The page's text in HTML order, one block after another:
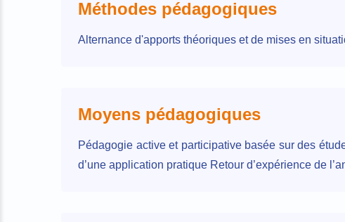
Méthodes pédagogiques
Alternance d'apports théoriques et de mises en
Moyens pédagogiques
Pédagogie active et participative basée sur des
d’une application pratique Retour d’expérience de